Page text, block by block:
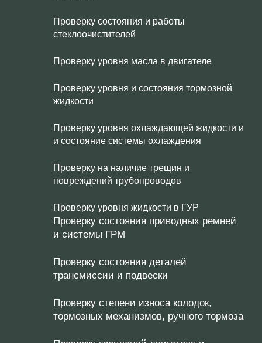
Проверку состояния и работы
стеклоочистителей
Проверку уровня масла в двигателе
Проверку уровня и состояния тормозной
жидкости
Проверку уровня охлаждающей жидкости и
и состояние системы охлаждения
Проверку на наличие трещин и
повреждений трубопроводов
Проверку уровня жидкости в ГУР
Проверку состояния приводных ремней
и системы ГРМ
Проверку состояния деталей
трансмиссии и подвески
Проверку степени износа колодок,
тормозных механизмов, ручного тормоза